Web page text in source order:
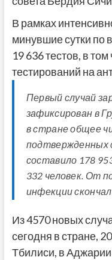
В рамках
минувшие сутки по
19 636 тестов, в
тестирований на
Первый случай
зафиксирован в
в стране общее
подтвержденных
составило 178
332 человек. От
инфекции
Из 4570 новых
сегодня в стране,
Тбилиси, в